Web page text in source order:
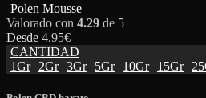
Polen Mousse
Valorado con 4.29 de 5
Desde 4.95€
CANTIDAD
1Gr
2Gr 3Gr 5Gr 10Gr 15Gr